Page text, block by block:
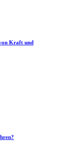
Kraft und